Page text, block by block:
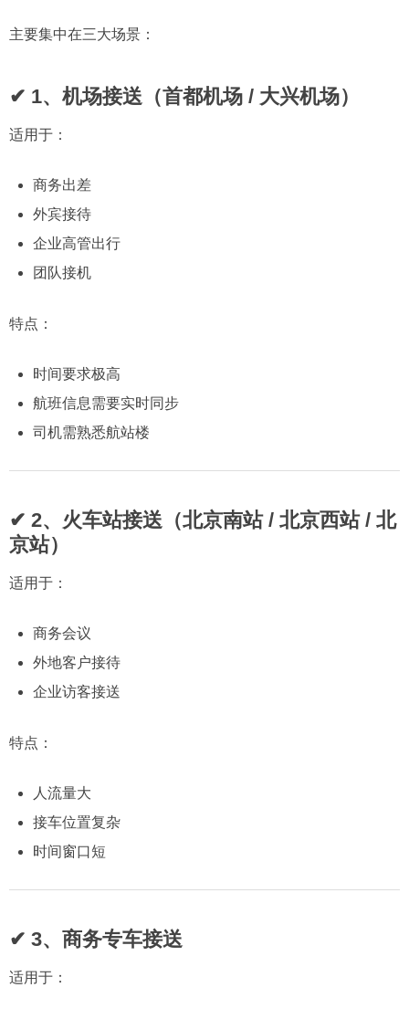
主要集中在三大场景：
✔ 1、机场接送（首都机场 / 大兴机场）
适用于：
商务出差
外宾接待
企业高管出行
团队接机
特点：
时间要求极高
航班信息需要实时同步
司机需熟悉航站楼
✔ 2、火车站接送（北京南站 / 北京西站 / 北
京站）
适用于：
商务会议
外地客户接待
企业访客接送
特点：
人流量大
接车位置复杂
时间窗口短
✔ 3、商务专车接送
适用于：